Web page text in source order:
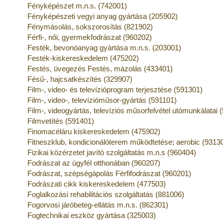
Fényképészet m.n.s. (742001)
Fényképészeti vegyi anyag gyártása (205902)
Fénymásolás, sokszorosítás (821902)
Férfi-, női, gyermekfodrászat (960202)
Festék, bevonóanyag gyártása m.n.s. (203001)
Festék-kiskereskedelem (475202)
Festés, üvegezés Festés, mázolás (433401)
Fésű-, hajcsatkészítés (329907)
Film-, video- és televízióprogram terjesztése (591301)
Film-, video-, televízióműsor-gyártás (591101)
Film-, videogyártás, televíziós műsorfelvétel utómunkálatai
Filmvetítés (591401)
Finomacéláru kiskereskedelem (475902)
Fitneszklub, kondicionálóterem működtetése; aerobic
Fizikai közérzetet javító szolgáltatás m.n.s (960404)
Fodrászat az ügyfél otthonában (960207)
Fodrászat, szépségápolás Férfifodrászat (960201)
Fodrászati cikk kiskereskedelem (477503)
Foglalkozási rehabilitációs szolgáltatás (881006)
Fogorvosi járóbeteg-ellátás m.n.s. (862301)
Fogtechnikai eszköz gyártása (325003)